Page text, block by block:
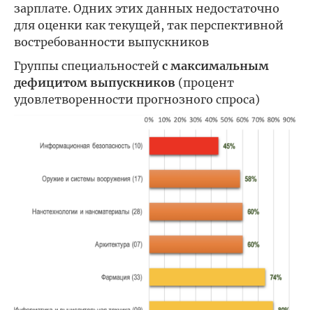
зарплате. Одних этих данных недостаточно
для оценки как текущей, так перспективной
востребованности выпускников
Группы специальностей с максимальным
дефицитом выпускников (процент
удовлетворенности прогнозного спроса)